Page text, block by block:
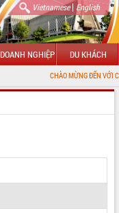
Vietnamese| English
DOANH NGHIỆP DU KHÁCH
CHÀO MỪNG ĐẾN VỚI CỔNG